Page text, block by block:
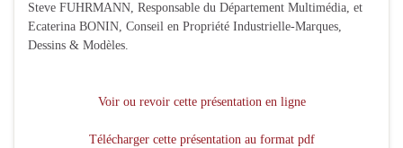
Steve FUHRMANN, Responsable du Département Multimédia, et
Ecaterina BONIN, Conseil en Propriété Industrielle-Marques,
Dessins & Modèles.
Voir ou revoir cette présentation en ligne
Télécharger cette présentation au format pdf